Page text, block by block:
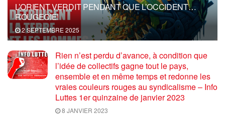
L’ORIENT VERDIT PENDANT QUE L’OCCIDENT…
ROUGEOIE!
2 SEPTEMBRE 2025
Rien n’est perdu d’avance, à condition que
l’idée de collectifs gagne tout le pays,
ensemble et en même temps et redonne les
vraies couleurs rouges au syndicalisme – Info
Luttes 1er quinzaine de janvier 2023
8 JANVIER 2023